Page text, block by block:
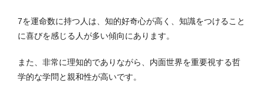
7を運命数に持つ人は、知的好奇心が高く、知識をつけること
に喜びを感じる人が多い傾向にあります。
また、非常に理知的でありながら、内面世界を重要視する哲
学的な学問と親和性が高いです。